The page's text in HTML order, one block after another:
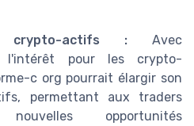
crypto-actifs : Avec
l'intérêt pour les crypto-
c org pourrait élargir son
permettant aux traders
opportunités